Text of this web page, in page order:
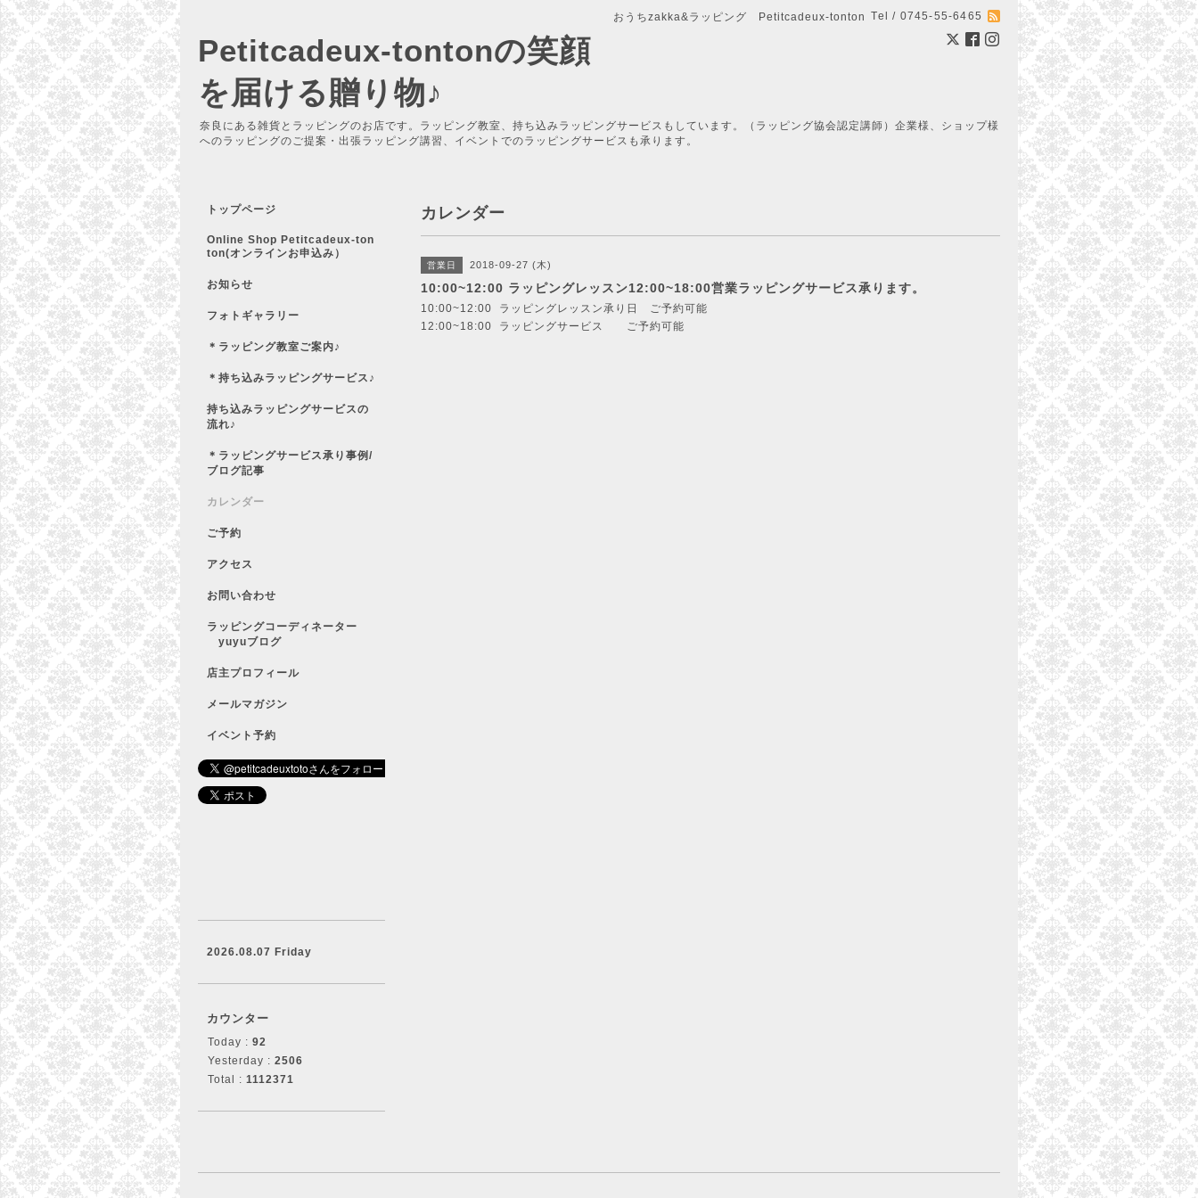
おうちzakka&ラッピング Petitcadeux-tonton Tel / 0745-55-6465
Petitcadeux-tontonの笑顔
を届ける贈り物♪
奈良にある雑貨とラッピングのお店です。ラッピング教室、持ち込みラッピングサービスもしています。（ラッピング協会認定講師）企業様、ショップ様
へのラッピングのご提案・出張ラッピング講習、イベントでのラッピングサービスも承ります。
カレンダー
営業日 2018-09-27 (木)
10:00~12:00 ラッピングレッスン12:00~18:00営業ラッピングサービス承ります。
10:00~12:00 ラッピングレッスン承り日 ご予約可能
12:00~18:00 ラッピングサービス ご予約可能
トップページ
Online Shop Petitcadeux-ton
ton(オンラインお申込み）
お知らせ
フォトギャラリー
＊ラッピング教室ご案内♪
＊持ち込みラッピングサービス♪
持ち込みラッピングサービスの
流れ♪
＊ラッピングサービス承り事例/
ブログ記事
カレンダー
ご予約
アクセス
お問い合わせ
ラッピングコーディネーター
yuyuブログ
店主プロフィール
メールマガジン
イベント予約
2026.08.07 Friday
カウンター
Today : 92
Yesterday : 2506
Total : 1112371